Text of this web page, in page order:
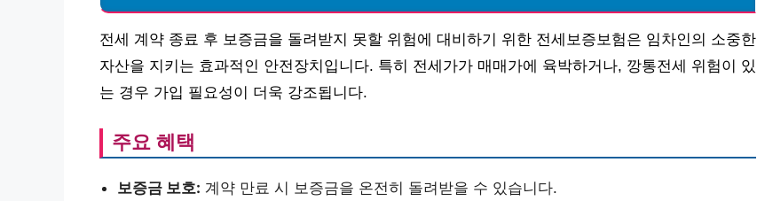
전세 계약 종료 후 보증금을 돌려받지 못할 위험에 대비하기 위한 전세보증보험은 임차인의 소중한
자산을 지키는 효과적인 안전장치입니다. 특히 전세가가 매매가에 육박하거나, 깡통전세 위험이 있
는 경우 가입 필요성이 더욱 강조됩니다.
주요 혜택
보증금 보호: 계약 만료 시 보증금을 온전히 돌려받을 수 있습니다.